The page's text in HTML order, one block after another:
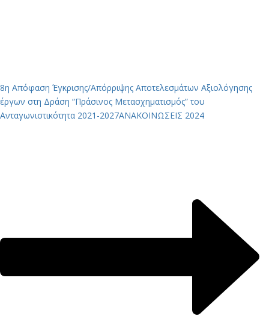
8η Απόφαση Έγκρισης/Απόρριψης Αποτελεσμάτων Αξιολόγησης
έργων στη Δράση “Πράσινος Μετασχηματισμός” του
Ανταγωνιστικότητα 2021-2027ΑΝΑΚΟΙΝΩΣΕΙΣ 2024